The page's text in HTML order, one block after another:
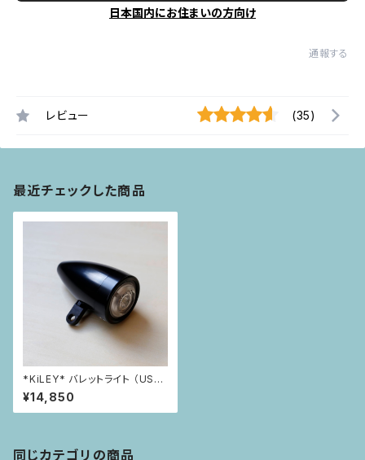
日本国内にお住まいの方向け
通報する
レビュー (35)
最近チェックした商品
*KiLEY* バレットライト （USB
充電式砲弾ライト） フロント用 L
M-018（ブラック）
¥14,850
同じカテゴリの商品